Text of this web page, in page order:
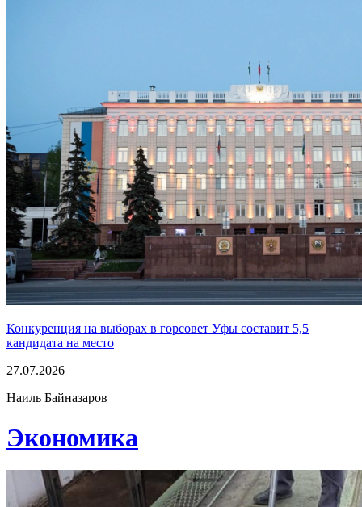
Конкуренция на выборах в горсовет Уфы составит 5,5
кандидата на место
27.07.2026
Наиль Байназаров
Экономика